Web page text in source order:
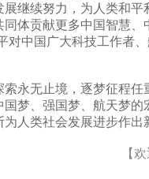
展继续努力，为人类和平
同体贡献更多中国智慧、
对中国广大科技工作者
无止境，逐梦征程任
国梦、强国梦、航天梦的
人类社会发展进步作出
【